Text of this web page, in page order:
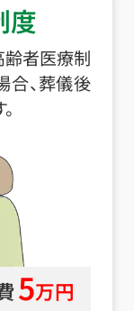
度
齢者医療制
合、葬儀後
5万円